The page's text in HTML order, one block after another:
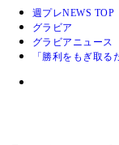
週プレNEWS TOP
グラビア
グラビアニュース
「勝利をもぎ取